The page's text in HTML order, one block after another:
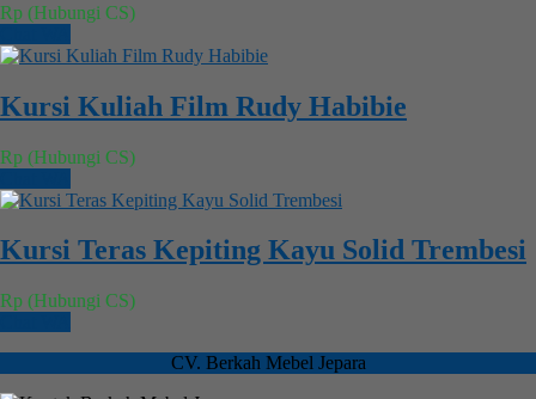
Rp (Hubungi CS)
Kursi Kuliah Film Rudy Habibie
Rp (Hubungi CS)
Kursi Teras Kepiting Kayu Solid Trembesi
Rp (Hubungi CS)
CV. Berkah Mebel Jepara